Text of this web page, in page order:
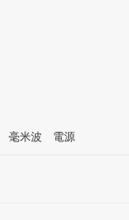
毫米波
電源